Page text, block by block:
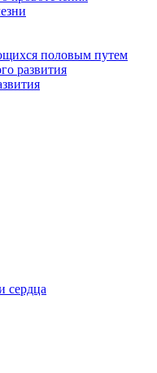
половым путем
развития
сердца